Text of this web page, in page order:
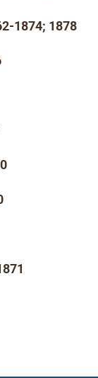
1874; 1878